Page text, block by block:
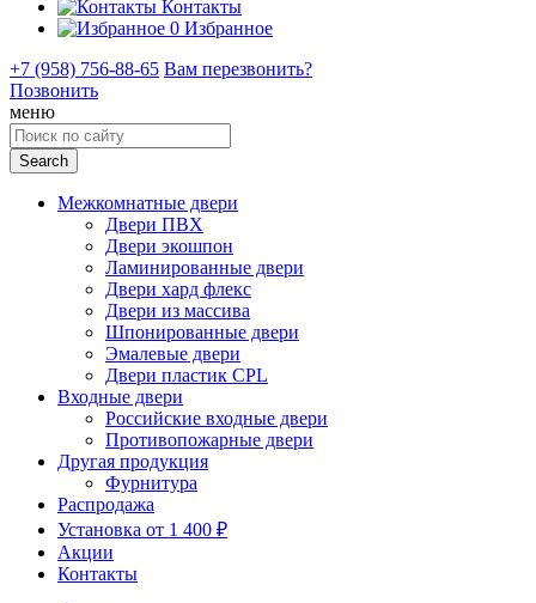
Контакты
0 Избранное
+7 (958) 756-88-65 Вам перезвонить?
Позвонить
меню
Search
for:
Межкомнатные двери
Двери ПВХ
Двери экошпон
Ламинированные двери
Двери хард флекс
Двери из массива
Шпонированные двери
Эмалевые двери
Двери пластик CPL
Входные двери
Российские входные двери
Противопожарные двери
Другая продукция
Фурнитура
Распродажа
Установка от 1 400 ₽
Акции
Контакты